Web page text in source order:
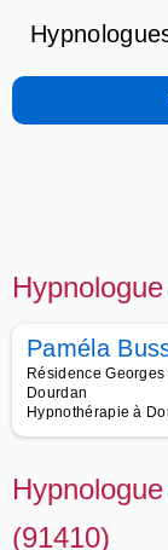
Paméla
Résidence
Dourdan
Hypnothérapie à
(91410)